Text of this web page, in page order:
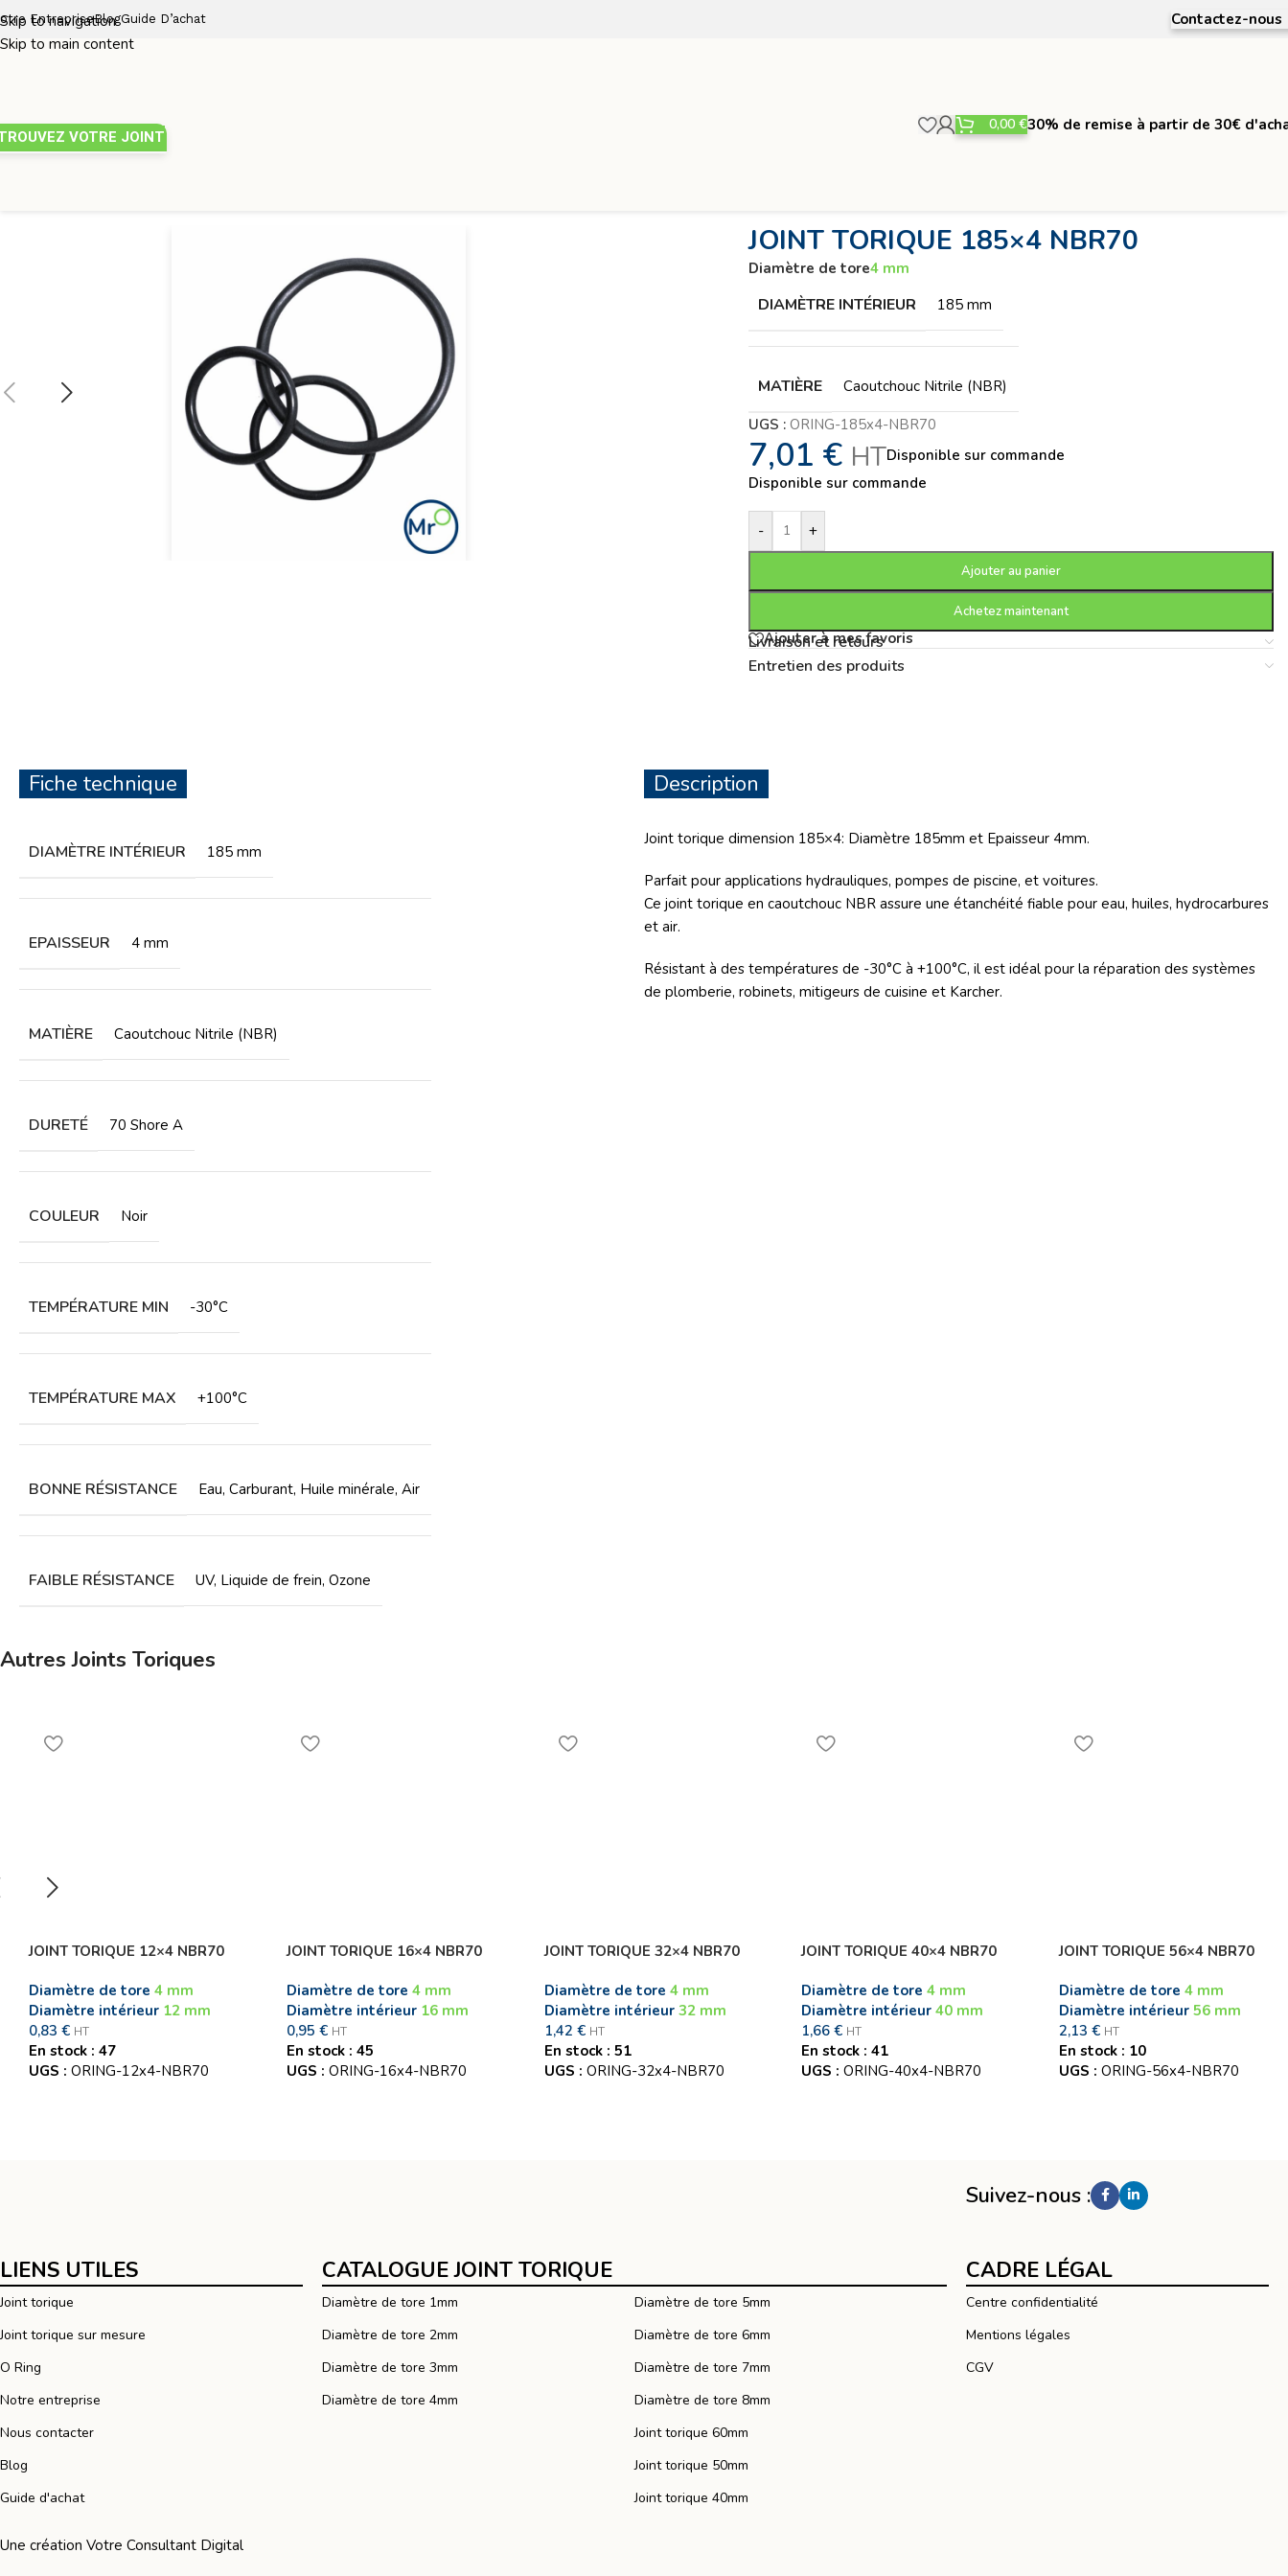
Skip to navigation
Skip to main content
EntrepriseBlogGuide D’achat Contactez-nous
VOTRE JOINT
0,00 €30% de remise à partir de 30€
JOINT TORIQUE 185×4 NBR70
Diamètre de tore4 mm
DIAMÈTRE INTÉRIEUR 185 mm
MATIÈRE
Caoutchouc Nitrile (NBR)
UGS :ORING-185x4-NBR70
7,01 € HTDisponible sur commande
Disponible sur commande
- +
Ajouter au panier
Achetez maintenant
Ajouter à mes favoris
Livraison et retours
Entretien des produits
Fiche technique
DIAMÈTRE INTÉRIEUR 185 mm
EPAISSEUR 4 mm
MATIÈRE Caoutchouc Nitrile (NBR)
DURETÉ 70 Shore A
COULEUR Noir
TEMPÉRATURE MIN -30°C
TEMPÉRATURE MAX +100°C
BONNE RÉSISTANCE Eau, Carburant, Huile minérale, Air
FAIBLE RÉSISTANCE UV, Liquide de frein, Ozone
Description
Joint torique dimension 185×4: Diamètre 185mm et Epaisseur 4mm.
Parfait pour applications hydrauliques, pompes de piscine, et voitures.
Ce joint torique en caoutchouc NBR assure une étanchéité fiable pour eau, huiles, hydrocarbures
et air.
Résistant à des températures de -30°C à +100°C, il est idéal pour la réparation des systèmes
de plomberie, robinets, mitigeurs de cuisine et Karcher.
Autres Joints Toriques
JOINT TORIQUE 12×4 NBR70
Diamètre de tore 4 mm
Diamètre intérieur 12 mm
0,83 € HT
En stock : 47
UGS : ORING-12x4-NBR70
JOINT TORIQUE 16×4 NBR70
Diamètre de tore 4 mm
Diamètre intérieur 16 mm
0,95 € HT
En stock : 45
UGS : ORING-16x4-NBR70
JOINT TORIQUE 32×4 NBR70
Diamètre de tore 4 mm
Diamètre intérieur 32 mm
1,42 € HT
En stock : 51
UGS : ORING-32x4-NBR70
JOINT TORIQUE 40×4 NBR70
Diamètre de tore 4 mm
Diamètre intérieur 40 mm
1,66€ HT
En stock : 41
UGS :ORING-40x4-NBR70
JOINT TORIQUE 56×4 NBR70
Diamètre de tore 4 mm
Diamètre intérieur 56 mm
2,13€ HT
En stock : 10
UGS :ORING-56x4-NBR70
Suivez-nous :
LIENS UTILES
Joint torique
Joint torique sur mesure
O Ring
Notre entreprise
Nous contacter
Blog
Guide d'achat
CATALOGUE JOINT TORIQUE
Diamètre de tore 5mm
Diamètre de tore 6mm
Diamètre de tore 7mm
Diamètre de tore 8mm
Joint torique 60mm
Joint torique 50mm
Joint torique 40mm
Diamètre de tore 1mm
Diamètre de tore 2mm
Diamètre de tore 3mm
Diamètre de tore 4mm
CADRE LÉGAL
Centre confidentialité
Mentions légales
CGV
Une création Votre Consultant Digital